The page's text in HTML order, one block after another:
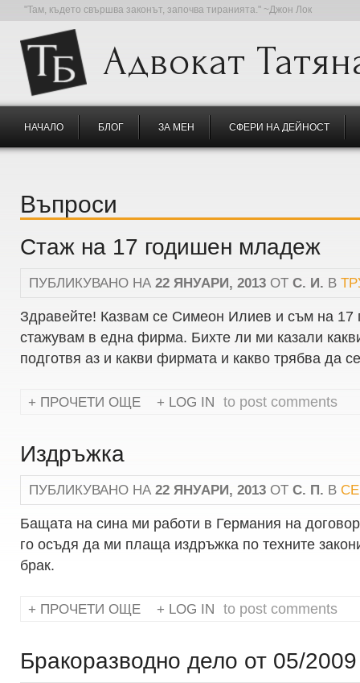
"Там, където свършва законът, започва тиранията." ~Джон Лок
Адвокат
НАЧАЛО БЛОГ ЗА МЕН СФЕРИ НА ДЕЙНОСТ
Въпроси
Стаж на 17 годишен младеж
ПУБЛИКУВАНО НА 22 ЯНУАРИ, 2013 ОТ С. И. В
Здравейте! Казвам се Симеон Илиев и съм на 17
стажувам в една фирма. Бихте ли ми казали
подготвя аз и какви фирмата и какво трябва да
ПРОЧЕТИ ОЩЕ ABOUT СТАЖ НА 17 ГОДИШЕН МЛАДЕЖ
LOG IN to post comments
Издръжка
ПУБЛИКУВАНО НА 22 ЯНУАРИ, 2013 ОТ С. П. В
Бащата на сина ми работи в Германия на
го осъдя да ми плаща издръжка по техните
брак.
ПРОЧЕТИ ОЩЕ ABOUT ИЗДРЪЖКА
LOG IN to post comments
Бракоразводно дело от 05/2009